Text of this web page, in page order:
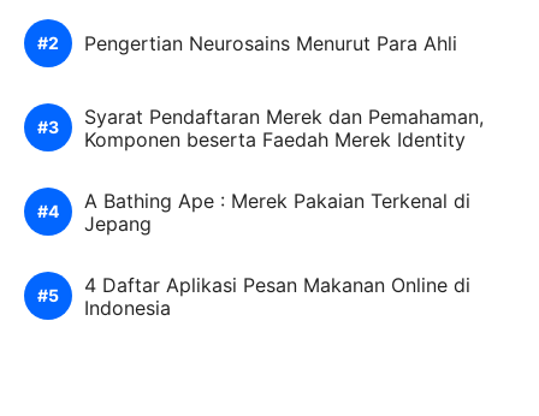
Pengertian Neurosains Menurut Para Ahli
Syarat Pendaftaran Merek dan Pemahaman,
Komponen beserta Faedah Merek Identity
A Bathing Ape : Merek Pakaian Terkenal di
Jepang
4 Daftar Aplikasi Pesan Makanan Online di
Indonesia